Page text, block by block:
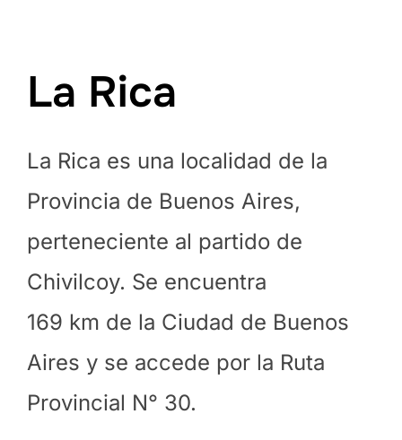
La Rica
La Rica es una localidad de la
Provincia de Buenos Aires,
perteneciente al partido de
Chivilcoy. Se encuentra
169 km de la Ciudad de Buenos
Aires y se accede por la Ruta
Provincial N° 30.